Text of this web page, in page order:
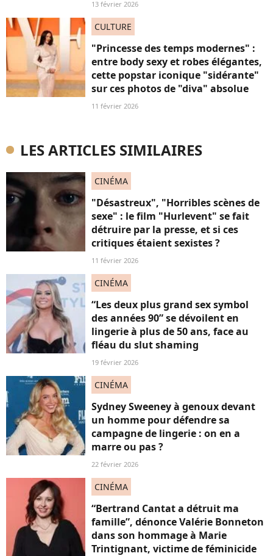
13 février 2026
CULTURE
"Princesse des temps modernes" :
entre body sexy et robes élégantes,
cette popstar iconique "sidérante"
sur ces photos de "diva" absolue
11 février 2026
LES ARTICLES SIMILAIRES
CINÉMA
"Désastreux", "Horribles scènes de
sexe" : le film "Hurlevent" se fait
détruire par la presse, et si ces
critiques étaient sexistes ?
11 février 2026
CINÉMA
“Les deux plus grand sex symbol
des années 90” se dévoilent en
lingerie à plus de 50 ans, face au
fléau du slut shaming
19 février 2026
CINÉMA
Sydney Sweeney à genoux devant
un homme pour défendre sa
campagne de lingerie : on en a
marre ou pas ?
22 février 2026
CINÉMA
“Bertrand Cantat a détruit ma
famille”, dénonce Valérie Bonneton
dans son hommage à Marie
Trintignant, victime de féminicide